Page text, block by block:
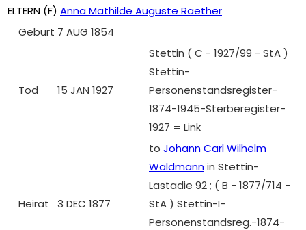
ELTERN (F) Anna Mathilde Auguste Raether
Geburt 7 AUG 1854
Tod 15 JAN 1927
Stettin ( C - 1927/99 - StA )
Stettin-
Personenstandsregister-
1874-1945-Sterberegister-
1927 = Link
Heirat 3 DEC 1877
to Johann Carl Wilhelm
Waldmannin Stettin-
Lastadie 92 ; ( B - 1877/714 -
StA ) Stettin-I-
Personenstandsreg.-1874-